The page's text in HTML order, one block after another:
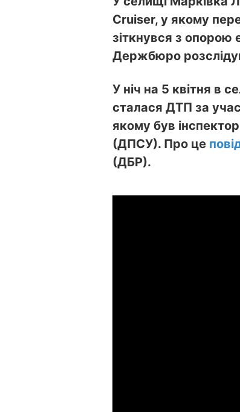
Cruiser, у якому
зіткнувся з опорою
Держбюро
У ніч на 5 квітня в
сталася ДТП за
якому був
(ДПСУ). Про це
(ДБР).